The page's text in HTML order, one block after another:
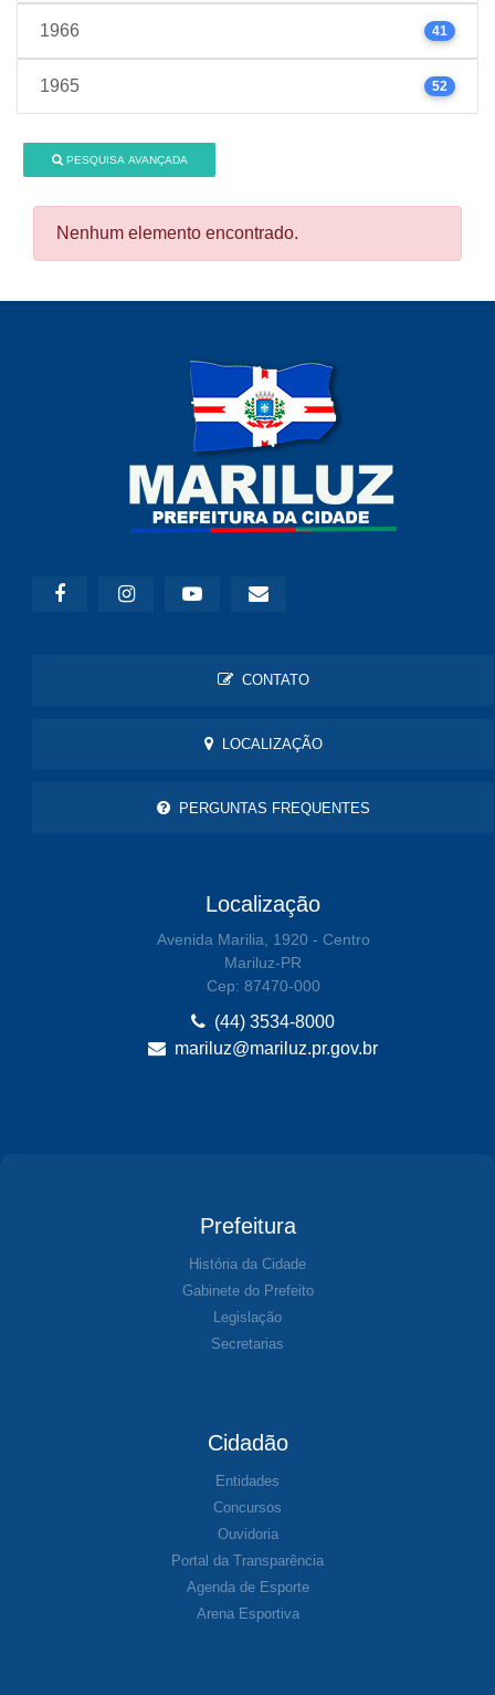
1966 41
1965 52
PESQUISA AVANÇADA
Nenhum elemento encontrado.
CONTATO
LOCALIZAÇÃO
PERGUNTAS FREQUENTES
Localização
Avenida Marilia, 1920 - Centro
Mariluz-PR
Cep: 87470-000
(44) 3534-8000
mariluz@mariluz.pr.gov.br
Prefeitura
História da Cidade
Gabinete do Prefeito
Legislação
Secretarias
Cidadão
Entidades
Concursos
Ouvidoria
Portal da Transparência
Agenda de Esporte
Arena Esportiva